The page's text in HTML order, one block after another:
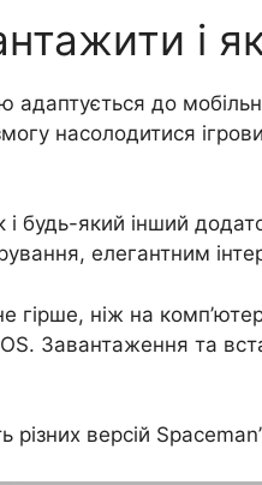
і
до
насолодитися
будь-який інший
елегантним
гірше, ніж на
Завантаження та
різних версій